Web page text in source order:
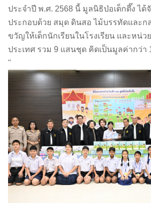
ประจำปี พ.ศ. 2568 นี้ มูลนิธิป่อเต็กตึ๊ง ได้
ประกอบด้วย สมุด ดินสอ ไม้บรรทัดและก
ขวัญให้เด็กนักเรียนในโรงเรียน และหน่ว
ประเทศ รวม 9 แสนชุด คิดเป็นมูลค่ากว่า
"